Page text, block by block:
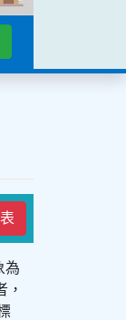
為
，